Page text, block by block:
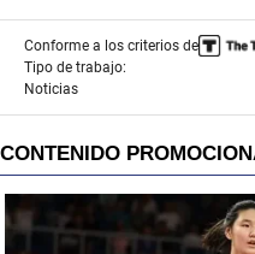
Conforme a los criterios de
Tipo de trabajo:
Noticias